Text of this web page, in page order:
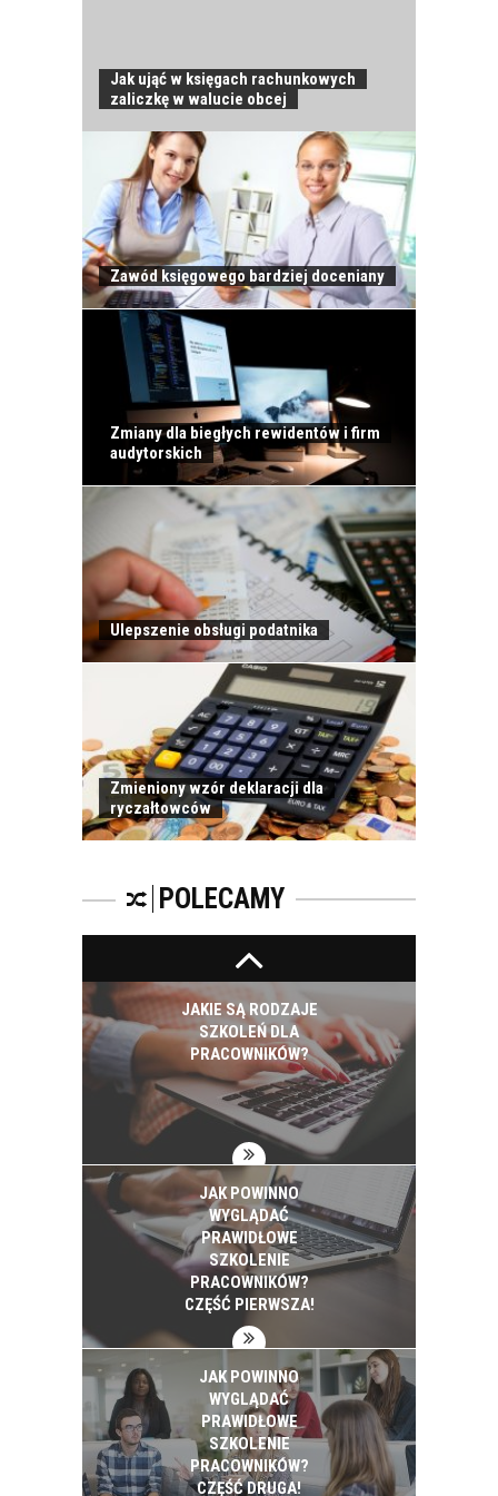
Jak ująć w księgach rachunkowych
zaliczkę w walucie obcej
Zawód księgowego bardziej doceniany
Zmiany dla biegłych rewidentów i firm
audytorskich
Ulepszenie obsługi podatnika
Zmieniony wzór deklaracji dla
ryczałtowców
POLECAMY
JAK POWINNO
WYGLĄDAĆ
PRAWIDŁOWE
SZKOLENIE
PRACOWNIKÓW?
CZĘŚĆ PIERWSZA!
JAK POWINNO
WYGLĄDAĆ
PRAWIDŁOWE
SZKOLENIE
PRACOWNIKÓW?
CZĘŚĆ DRUGA!
ROZWÓJ
PRACOWNIKA - JAK O
NIEGO DBAĆ?
PRACOWNICY -
JAKIE SĄ RODZAJE
SZKOLEŃ DLA
PRACOWNIKÓW?
JAK POWINNO
WYGLĄDAĆ
PRAWIDŁOWE
SZKOLENIE
PRACOWNIKÓW?
CZĘŚĆ PIERWSZA!
JAK POWINNO
WYGLĄDAĆ
PRAWIDŁOWE
SZKOLENIE
PRACOWNIKÓW?
CZĘŚĆ DRUGA!